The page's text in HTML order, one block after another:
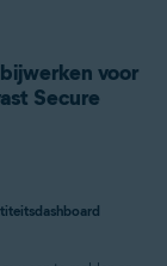
voor
Secure